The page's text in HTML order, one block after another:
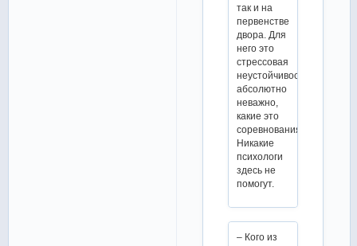
так и на
первенстве
двора. Для
него это
стрессовая
неустойчивость,
абсолютно
неважно,
какие это
соревнования.
Никакие
психологи
здесь не
помогут.
– Кого из